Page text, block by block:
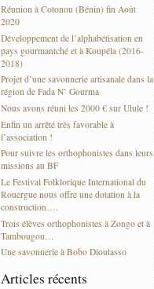
Réunion à Cotonou (Bénin) fin Août
2020
Développement de l’alphabétisation en
pays gourmantché et à Koupéla (2016-
2018)
Projet d’une savonnerie artisanale dans la
région de Fada N’ Gourma
Nous avons réuni les 2000 € sur Ulule !
Enfin un arrêté très favorable à
l’association !
Pour suivre les orthophonistes dans leurs
missions au BF
Le Festival Folklorique International du
Rouergue nous offre une dotation à la
construction….
Trois élèves orthophonistes à Zongo et à
Tambougou…
Une savonnerie à Bobo Dioulasso
Articles récents